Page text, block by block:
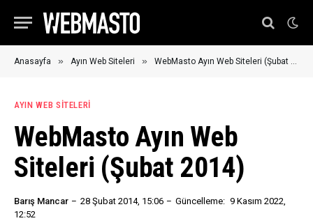
Anasayfa » Ayın Web Siteleri » WebMasto Ayın Web Siteleri (Şubat 2014)
AYIN WEB SITELERI
WebMasto Ayın Web
Siteleri (Şubat 2014)
Barış Mancar 28 Şubat 2014, 15:06 Güncelleme: 9 Kasım 2022,
12:52